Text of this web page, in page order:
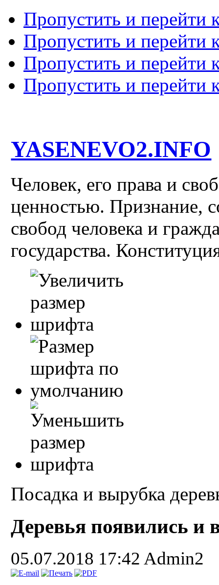
Пропустить и перейти
Пропустить и перейти
Пропустить и перейти
Пропустить и перейти
YASENEVO2.INFO
Человек, его права и
ценностью. Признание,
свобод человека и
государства.
Посадка и вырубка
Деревья появились и
05.07.2018 17:42 Admin2